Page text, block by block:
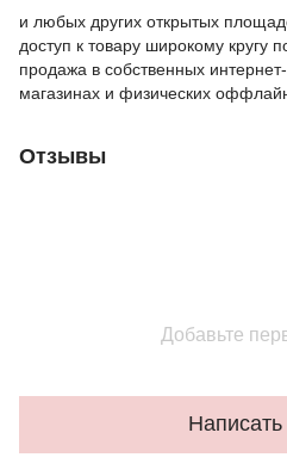
и любых других открытых
доступ к товару широкому кругу
продажа в собственных
магазинах и физических
Отзывы
Добавьте
Написать